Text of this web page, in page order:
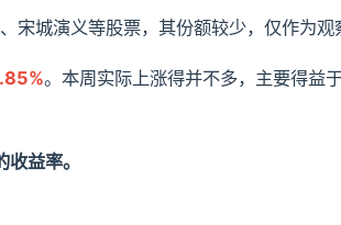
城演义等股票，其份额较少，仅作为观
。本周实际上涨得并不多，主要得益
益率。